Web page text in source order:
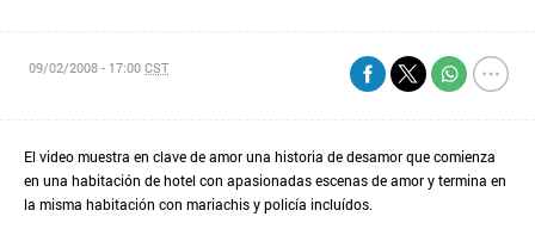
09/02/2008 - 17:00CST
El video muestra en clave de amor una historia de desamor que comienza
en una habitación de hotel con apasionadas escenas de amor y termina en
la misma habitación con mariachis y policía incluídos.